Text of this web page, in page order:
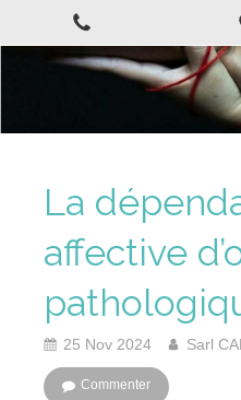
La
affective
25 Nov 2024 Sarl
Commenter